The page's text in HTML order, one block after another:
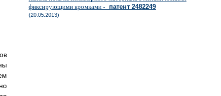
фиксирующими кромками - патент 2482249
(20.05.2013)